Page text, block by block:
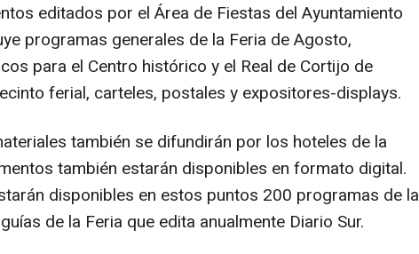
editados por el Área de Fiestas del Ayuntamiento
programas generales de la Feria de Agosto,
para el Centro histórico y el Real de Cortijo de
ferial, carteles, postales y expositores-displays.
también se difundirán por los hoteles de la
también estarán disponibles en formato digital.
disponibles en estos puntos 200 programas de la
de la Feria que edita anualmente Diario Sur.